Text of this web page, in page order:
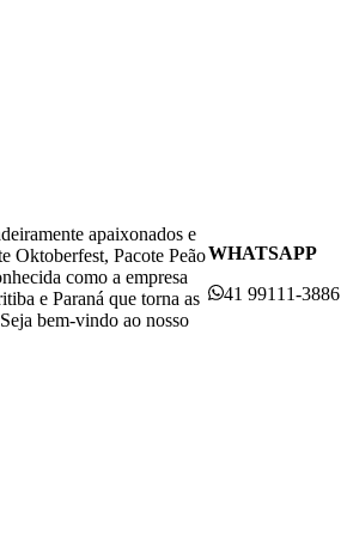
apaixonados e
Oktoberfest, Pacote Peão
como a empresa
e Paraná que torna as
bem-vindo ao nosso
WHATSAPP
41 99111-3886